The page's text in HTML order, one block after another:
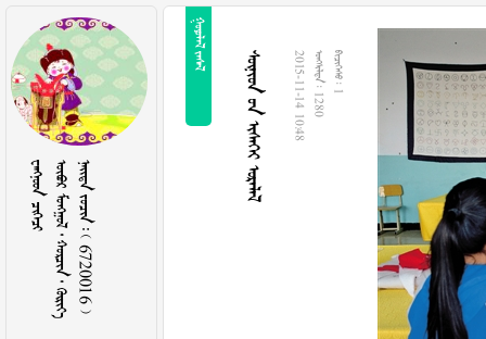
          6720016 
 
    2015-11-14 10:48  1280  1